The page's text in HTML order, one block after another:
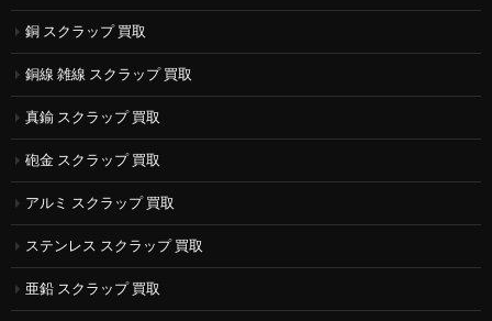
銅 スクラップ 買取
銅線 雑線 スクラップ 買取
真鍮 スクラップ 買取
砲金 スクラップ 買取
アルミ スクラップ 買取
ステンレス スクラップ 買取
亜鉛 スクラップ 買取